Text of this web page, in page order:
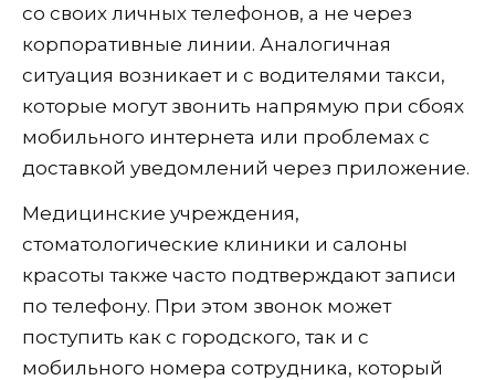
со своих личных телефонов, а не через
корпоративные линии. Аналогичная
ситуация возникает и с водителями такси,
которые могут звонить напрямую при сбоях
мобильного интернета или проблемах с
доставкой уведомлений через приложение.
Медицинские учреждения,
стоматологические клиники и салоны
красоты также часто подтверждают записи
по телефону. При этом звонок может
поступить как с городского, так и с
мобильного номера сотрудника, который